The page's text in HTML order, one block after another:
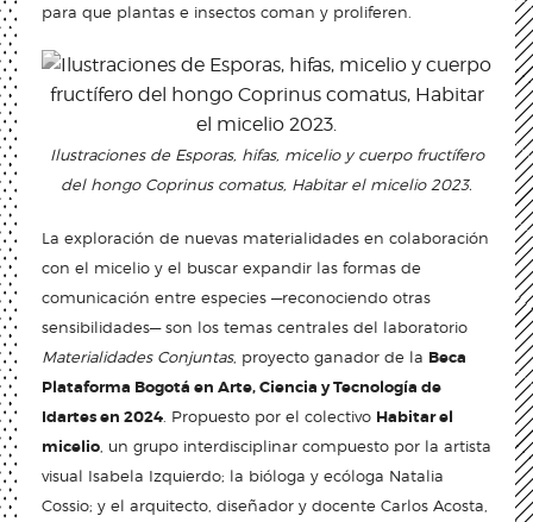
para que plantas e insectos coman y proliferen.
Ilustraciones de Esporas, hifas, micelio y cuerpo fructífero
del hongo Coprinus comatus, Habitar el micelio 2023.
La exploración de nuevas materialidades en colaboración
con el micelio y el buscar expandir las formas de
comunicación entre especies —reconociendo otras
sensibilidades— son los temas centrales del laboratorio
Materialidades Conjuntas, proyecto ganador de la Beca
Plataforma Bogotá en Arte, Ciencia y Tecnología de
Idartes en 2024. Propuesto por el colectivo Habitar el
micelio, un grupo interdisciplinar compuesto por la artista
visual Isabela Izquierdo; la bióloga y ecóloga Natalia
Cossio; y el arquitecto, diseñador y docente Carlos Acosta,